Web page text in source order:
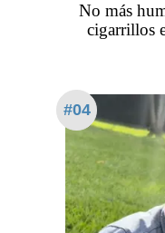
No más
cigarrillos
#04